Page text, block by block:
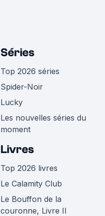
Séries
Top 2026 séries
Spider-Noir
Lucky
Les nouvelles séries du
moment
Livres
Top 2026 livres
Le Calamity Club
Le Bouffon de la
couronne, Livre II